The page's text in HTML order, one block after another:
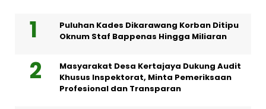
Puluhan Kades Dikarawang Korban Ditipu
Oknum Staf Bappenas Hingga Miliaran
Masyarakat Desa Kertajaya Dukung Audit
Khusus Inspektorat, Minta Pemeriksaan
Profesional dan Transparan